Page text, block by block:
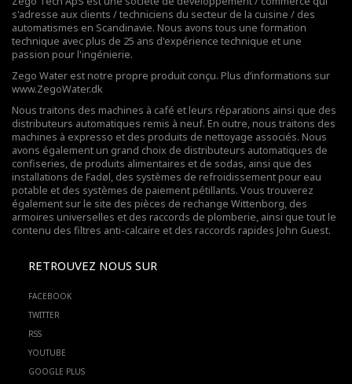
s'adresse aux clients / techniciens du secteur de la cuisine / des
automatismes en Scandinavie. Nous avons tous une formation
technique avec plus de 25 ans d'expérience technique et une
passion pour l'ingénierie.
Zego Water est notre propre produit conçu. Plus d’informations sur
www.ZegoWater.dk
Nous traitons des machines à café et leurs réparations ainsi que des
distributeurs automatiques remis à neuf. En outre, nous traitons des
machines à expresso et des produits de nettoyage associés. Nous
avons également un grand choix de distributeurs automatiques de
confiseries, de produits alimentaires et de sodas, ainsi que des
installations de Fadøl, des systèmes de refroidissement pour eau
potable et des systèmes de paiement pétillants. Vous trouverez
également sur le site des pièces de rechange Wittenborg, des
armoires universelles et des raccords de plomberie, ainsi que tout le
contenu des filtres anti-calcaire et des raccords rapides John Guest.
RETROUVEZ NOUS SUR
FACEBOOK
TWITTER
RSS
YOUTUBE
GOOGLE PLUS